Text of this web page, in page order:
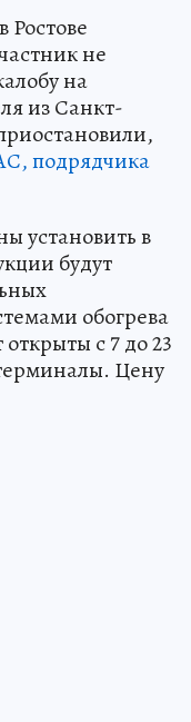
Ростове
не
на
из Санкт-
подрядчика
установить в
будут
обогрева
с 7 до 23
Цену